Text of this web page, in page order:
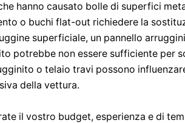
hanno causato bolle di superfici
o buchi flat-out richiedere la
superficiale, un pannello
potrebbe non essere sufficiente per
o telaio travi possono
della vettura.
il vostro budget, esperienza e di